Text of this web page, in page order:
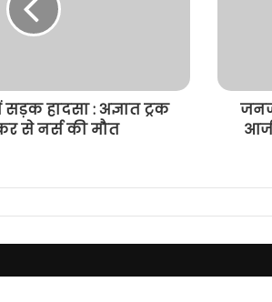
हादसा : अज्ञात ट्रक
से नर्स की मौत